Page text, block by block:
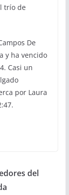
trío de
De
y ha vencido
Casi un
por Laura
del